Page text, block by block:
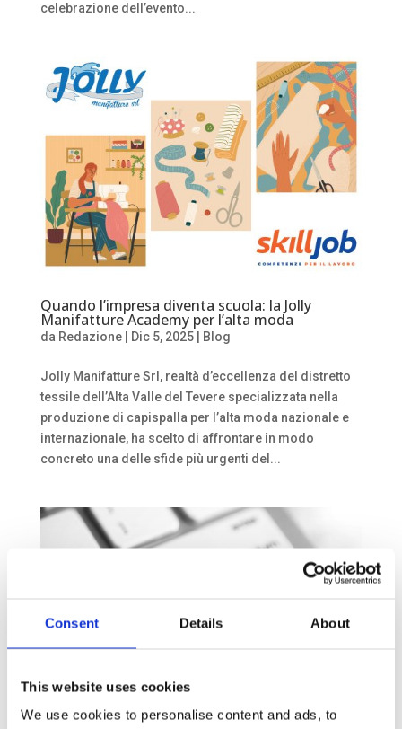
Consent Details About
This website uses cookies
We use cookies to personalise content and ads, to
celebrazione dell’evento...
Quando l’impresa diventa scuola: la Jolly
Manifatture Academy per l’alta moda
da Redazione| Dic 5, 2025| Blog
Jolly Manifatture Srl, realtà d’eccellenza del distretto
tessile dell’Alta Valle del Tevere specializzata nella
produzione di capispalla per l’alta moda nazionale e
internazionale, ha scelto di affrontare in modo
concreto una delle sfide più urgenti del...